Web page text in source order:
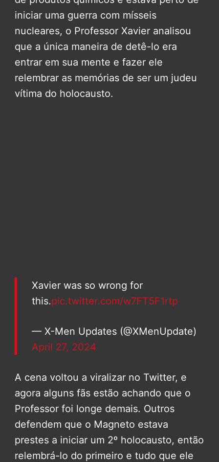
iniciar uma guerra com mísseis
nucleares, o Professor Xavier analisou
que a única maneira de detê-lo era
entrar em sua mente e fazer ele
relembrar as memórias de ser um judeu
vítima do holocausto.
Xavier was so wrong for
this.pic.twitter.com/w7FT5F1rtp
— X-Men Updates (@XMenUpdate)
April 27, 2024
A cena voltou a viralizar no Twitter, e
agora alguns fãs estão achando que o
Professor foi longe demais. Outros
defendem que o Magneto estava
prestes a iniciar um 2º holocausto, então
relembrá-lo do primeiro e tudo que ele